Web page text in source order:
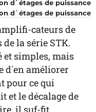
d`étages de puissance
cateurs de
la série STK.
et simples, mais
d`en améliorer
pour ce qui
et le décalage de
il suf-fit